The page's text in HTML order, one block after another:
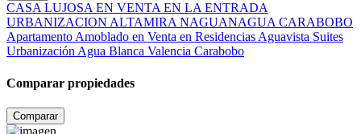
CASA LUJOSA EN VENTA EN LA ENTRADA
URBANIZACION ALTAMIRA NAGUANAGUA CARABOBO
Apartamento Amoblado en Venta en Residencias Aguavista Suites
Urbanización Agua Blanca Valencia Carabobo
Comparar propiedades
Comparar